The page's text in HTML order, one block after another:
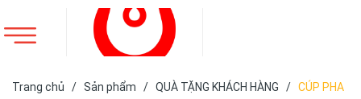
Trang chủ / Sản phẩm / QUÀ TẶNG KHÁCH HÀNG / CÚP PHA